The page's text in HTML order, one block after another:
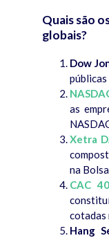
Quais são
globais?
Dow
públicas
as
Xetra
na
CAC 40
cotadas
Hang